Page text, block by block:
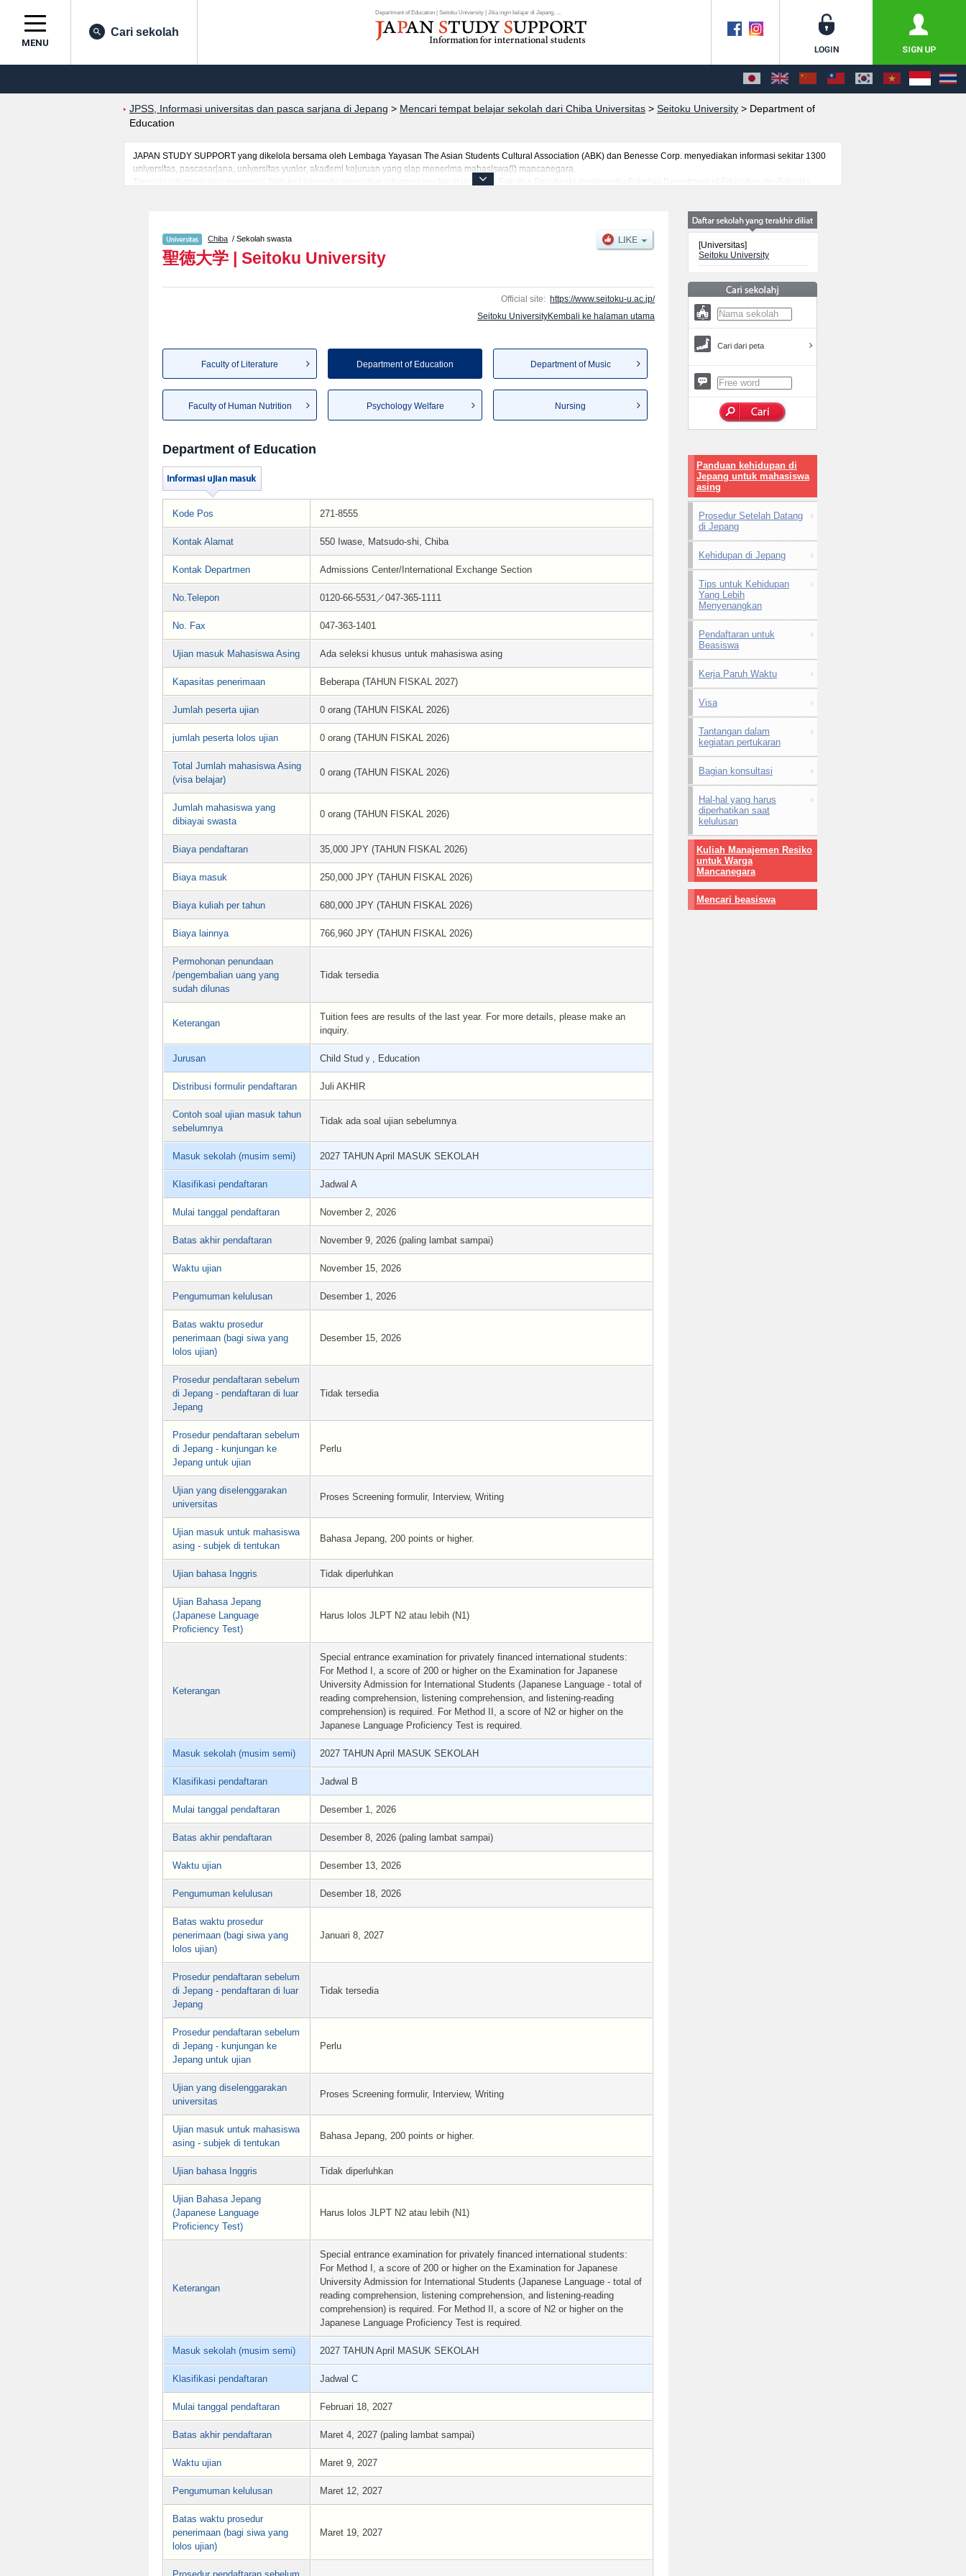
Department of Education | Seitoku University | Jika ingin belajar di Jepang, ...
MENU
Cari sekolah
JPSS, Informasi universitas dan pasca sarjana di Jepang > Mencari tempat belajar sekolah dari Chiba Universitas > Seitoku University > Department of
Education
JAPAN STUDY SUPPORT yang dikelola bersama oleh Lembaga Yayasan The Asian Students Cultural Association (ABK) dan Benesse Corp. menyediakan informasi sekitar 1300
universitas, pascasarjana, universitas yunior, akademi kejuruan yang siap menerima mahasiswa(i) mancanegara.
Tersedia informasi rinci mengenai Seitoku University, mencakup informasi per fakultas seperti Fakultas Faculty of LiteratureatauFakultas Department of EducationatauFakultas
Chiba / Sekolah swasta
聖徳大学 | Seitoku University
Official site: https://www.seitoku-u.ac.jp/
Seitoku UniversityKembali ke halaman utama
Faculty of Literature Department of Education Department of Music
Faculty of Human Nutrition Psychology Welfare Nursing
Department of Education
Kode Pos 271-8555
Kontak Alamat 550 Iwase, Matsudo-shi, Chiba
Kontak Departmen Admissions Center/International Exchange Section
No.Telepon 0120-66-5531／047-365-1111
No. Fax 047-363-1401
Ujian masuk Mahasiswa Asing Ada seleksi khusus untuk mahasiswa asing
Kapasitas penerimaan Beberapa (TAHUN FISKAL 2027)
Jumlah peserta ujian 0 orang (TAHUN FISKAL 2026)
jumlah peserta lolos ujian 0 orang (TAHUN FISKAL 2026)
Total Jumlah mahasiswa Asing
(visa belajar)
0 orang (TAHUN FISKAL 2026)
Jumlah mahasiswa yang
dibiayai swasta
0 orang (TAHUN FISKAL 2026)
Biaya pendaftaran 35,000 JPY (TAHUN FISKAL 2026)
Biaya masuk 250,000 JPY (TAHUN FISKAL 2026)
Biaya kuliah per tahun 680,000 JPY (TAHUN FISKAL 2026)
Biaya lainnya 766,960 JPY (TAHUN FISKAL 2026)
Permohonan penundaan
/pengembalian uang yang
sudah dilunas
Tidak tersedia
Keterangan
Tuition fees are results of the last year. For more details, please make an
inquiry.
Jurusan Child Studｙ, Education
Distribusi formulir pendaftaran Juli AKHIR
Contoh soal ujian masuk tahun
sebelumnya
Tidak ada soal ujian sebelumnya
Masuk sekolah (musim semi) 2027 TAHUN April MASUK SEKOLAH
Klasifikasi pendaftaran Jadwal A
Mulai tanggal pendaftaran November 2, 2026
Batas akhir pendaftaran November 9, 2026 (paling lambat sampai)
Waktu ujian November 15, 2026
Pengumuman kelulusan Desember 1, 2026
Batas waktu prosedur
penerimaan (bagi siwa yang
lolos ujian)
Desember 15, 2026
Prosedur pendaftaran sebelum
di Jepang - pendaftaran di luar
Jepang
Tidak tersedia
Prosedur pendaftaran sebelum
di Jepang - kunjungan ke
Jepang untuk ujian
Perlu
Ujian yang diselenggarakan
universitas
Proses Screening formulir, Interview, Writing
Ujian masuk untuk mahasiswa
asing - subjek di tentukan
Bahasa Jepang, 200 points or higher.
Ujian bahasa Inggris Tidak diperluhkan
Ujian Bahasa Jepang
(Japanese Language
Proficiency Test)
Harus lolos JLPT N2 atau lebih (N1)
Keterangan
Special entrance examination for privately financed international students:
For Method I, a score of 200 or higher on the Examination for Japanese
University Admission for International Students (Japanese Language - total of
reading comprehension, listening comprehension, and listening-reading
comprehension) is required. For Method II, a score of N2 or higher on the
Japanese Language Proficiency Test is required.
Masuk sekolah (musim semi) 2027 TAHUN April MASUK SEKOLAH
Klasifikasi pendaftaran Jadwal B
Mulai tanggal pendaftaran Desember 1, 2026
Batas akhir pendaftaran Desember 8, 2026 (paling lambat sampai)
Waktu ujian Desember 13, 2026
Pengumuman kelulusan Desember 18, 2026
Batas waktu prosedur
penerimaan (bagi siwa yang
lolos ujian)
Januari 8, 2027
Prosedur pendaftaran sebelum
di Jepang - pendaftaran di luar
Jepang
Tidak tersedia
Prosedur pendaftaran sebelum
di Jepang - kunjungan ke
Jepang untuk ujian
Perlu
Ujian yang diselenggarakan
universitas
Proses Screening formulir, Interview, Writing
Ujian masuk untuk mahasiswa
asing - subjek di tentukan
Bahasa Jepang, 200 points or higher.
Ujian bahasa Inggris Tidak diperluhkan
Ujian Bahasa Jepang
(Japanese Language
Proficiency Test)
Harus lolos JLPT N2 atau lebih (N1)
Keterangan
Special entrance examination for privately financed international students:
For Method I, a score of 200 or higher on the Examination for Japanese
University Admission for International Students (Japanese Language - total of
reading comprehension, listening comprehension, and listening-reading
comprehension) is required. For Method II, a score of N2 or higher on the
Japanese Language Proficiency Test is required.
Masuk sekolah (musim semi) 2027 TAHUN April MASUK SEKOLAH
Klasifikasi pendaftaran Jadwal C
Mulai tanggal pendaftaran Februari 18, 2027
Batas akhir pendaftaran Maret 4, 2027 (paling lambat sampai)
Waktu ujian Maret 9, 2027
Pengumuman kelulusan Maret 12, 2027
Batas waktu prosedur
penerimaan (bagi siwa yang
lolos ujian)
Maret 19, 2027
[Universitas]
Seitoku University
Cari dari peta
Panduan kehidupan di
Jepang untuk mahasiswa
asing
Prosedur Setelah Datang
di Jepang
Kehidupan di Jepang
Tips untuk Kehidupan
Yang Lebih
Menyenangkan
Pendaftaran untuk
Beasiswa
Kerja Paruh Waktu
Visa
Tantangan dalam
kegiatan pertukaran
Bagian konsultasi
Hal-hal yang harus
diperhatikan saat
kelulusan
Kuliah Manajemen Resiko
untuk Warga
Mancanegara
Mencari beasiswa